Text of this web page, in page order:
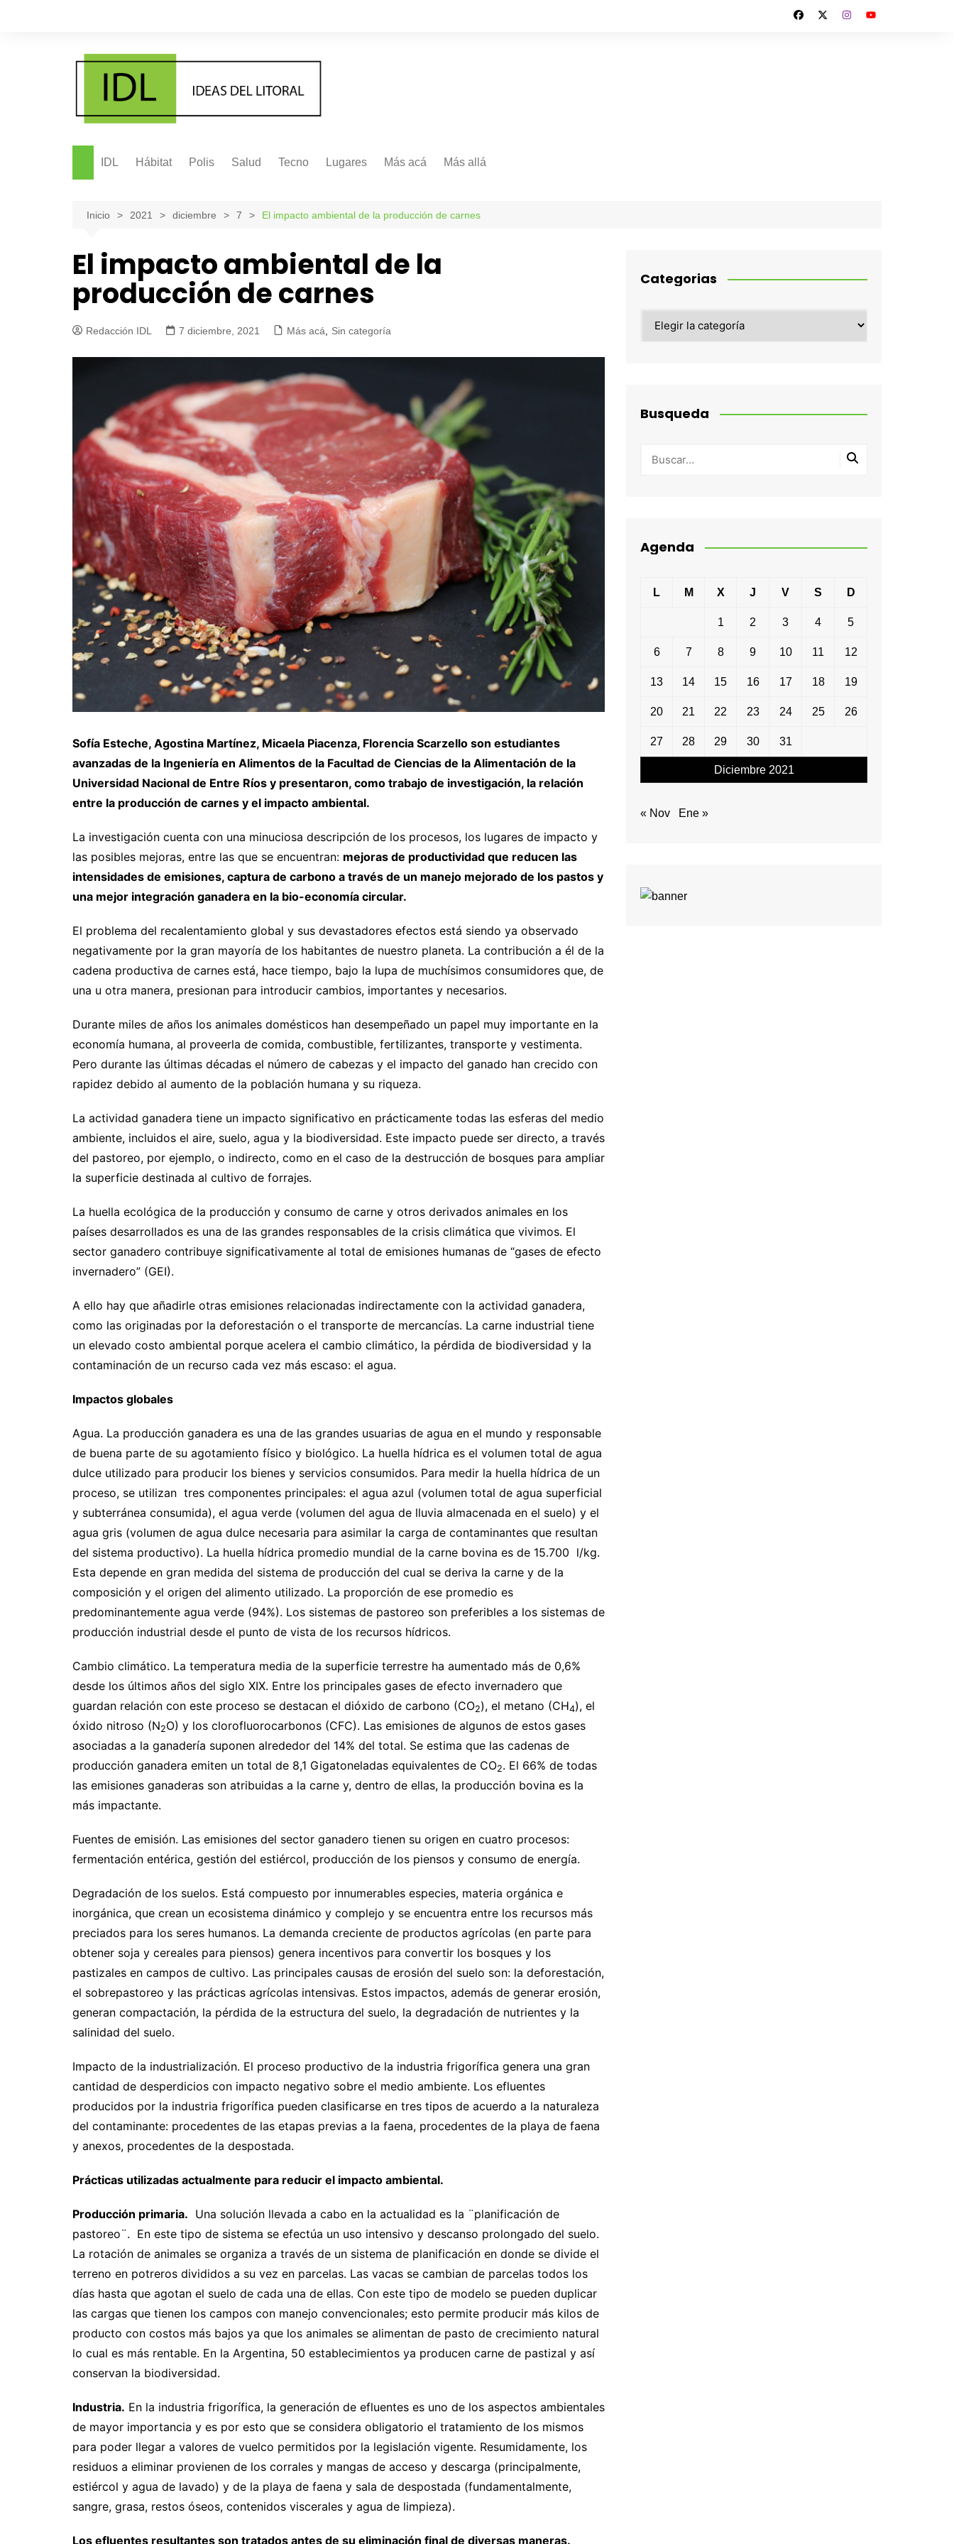
IDL Hábitat Polis Salud Tecno Lugares Más acá Más allá
Internacionales
Inicio 2021 diciembre 7 El impacto ambiental de la producción de carnes
El impacto ambiental de la
producción de carnes
Redacción IDL 7 diciembre, 2021 Más acá, Sin categoría
Sofía Esteche, Agostina Martínez, Micaela Piacenza, Florencia Scarzello son estudiantes
avanzadas de la Ingeniería en Alimentos de la Facultad de Ciencias de la Alimentación de la
Universidad Nacional de Entre Ríos y presentaron, como trabajo de investigación, la relación
entre la producción de carnes y el impacto ambiental.
La investigación cuenta con una minuciosa descripción de los procesos, los lugares de impacto y
las posibles mejoras, entre las que se encuentran: mejoras de productividad que reducen las
intensidades de emisiones, captura de carbono a través de un manejo mejorado de los pastos y
una mejor integración ganadera en la bio-economía circular.
El problema del recalentamiento global y sus devastadores efectos está siendo ya observado
negativamente por la gran mayoría de los habitantes de nuestro planeta. La contribución a él de la
cadena productiva de carnes está, hace tiempo, bajo la lupa de muchísimos consumidores que, de
una u otra manera, presionan para introducir cambios, importantes y necesarios.
Durante miles de años los animales domésticos han desempeñado un papel muy importante en la
economía humana, al proveerla de comida, combustible, fertilizantes, transporte y vestimenta.
Pero durante las últimas décadas el número de cabezas y el impacto del ganado han crecido con
rapidez debido al aumento de la población humana y su riqueza.
La actividad ganadera tiene un impacto significativo en prácticamente todas las esferas del medio
ambiente, incluidos el aire, suelo, agua y la biodiversidad. Este impacto puede ser directo, a través
del pastoreo, por ejemplo, o indirecto, como en el caso de la destrucción de bosques para ampliar
la superficie destinada al cultivo de forrajes.
La huella ecológica de la producción y consumo de carne y otros derivados animales en los
países desarrollados es una de las grandes responsables de la crisis climática que vivimos. El
sector ganadero contribuye significativamente al total de emisiones humanas de “gases de efecto
invernadero” (GEI).
A ello hay que añadirle otras emisiones relacionadas indirectamente con la actividad ganadera,
como las originadas por la deforestación o el transporte de mercancías. La carne industrial tiene
un elevado costo ambiental porque acelera el cambio climático, la pérdida de biodiversidad y la
contaminación de un recurso cada vez más escaso: el agua.
Impactos globales
Agua. La producción ganadera es una de las grandes usuarias de agua en el mundo y responsable
de buena parte de su agotamiento físico y biológico. La huella hídrica es el volumen total de agua
dulce utilizado para producir los bienes y servicios consumidos. Para medir la huella hídrica de un
proceso, se utilizan tres componentes principales: el agua azul (volumen total de agua superficial
y subterránea consumida), el agua verde (volumen del agua de lluvia almacenada en el suelo) y el
agua gris (volumen de agua dulce necesaria para asimilar la carga de contaminantes que resultan
del sistema productivo). La huella hídrica promedio mundial de la carne bovina es de 15.700 l/kg.
Esta depende en gran medida del sistema de producción del cual se deriva la carne y de la
composición y el origen del alimento utilizado. La proporción de ese promedio es
predominantemente agua verde (94%). Los sistemas de pastoreo son preferibles a los sistemas de
producción industrial desde el punto de vista de los recursos hídricos.
Cambio climático. La temperatura media de la superficie terrestre ha aumentado más de 0,6%
desde los últimos años del siglo XIX. Entre los principales gases de efecto invernadero que
guardan relación con este proceso se destacan el dióxido de carbono (CO2), el metano (CH4), el
óxido nitroso (N2O) y los clorofluorocarbonos (CFC). Las emisiones de algunos de estos gases
asociadas a la ganadería suponen alrededor del 14% del total. Se estima que las cadenas de
producción ganadera emiten un total de 8,1 Gigatoneladas equivalentes de CO2. El 66% de todas
las emisiones ganaderas son atribuidas a la carne y, dentro de ellas, la producción bovina es la
más impactante.
Fuentes de emisión. Las emisiones del sector ganadero tienen su origen en cuatro procesos:
fermentación entérica, gestión del estiércol, producción de los piensos y consumo de energía.
Degradación de los suelos. Está compuesto por innumerables especies, materia orgánica e
inorgánica, que crean un ecosistema dinámico y complejo y se encuentra entre los recursos más
preciados para los seres humanos. La demanda creciente de productos agrícolas (en parte para
obtener soja y cereales para piensos) genera incentivos para convertir los bosques y los
pastizales en campos de cultivo. Las principales causas de erosión del suelo son: la deforestación,
el sobrepastoreo y las prácticas agrícolas intensivas. Estos impactos, además de generar erosión,
generan compactación, la pérdida de la estructura del suelo, la degradación de nutrientes y la
salinidad del suelo.
Impacto de la industrialización. El proceso productivo de la industria frigorífica genera una gran
cantidad de desperdicios con impacto negativo sobre el medio ambiente. Los efluentes
producidos por la industria frigorífica pueden clasificarse en tres tipos de acuerdo a la naturaleza
del contaminante: procedentes de las etapas previas a la faena, procedentes de la playa de faena
y anexos, procedentes de la despostada.
Prácticas utilizadas actualmente para reducir el impacto ambiental.
Producción primaria. Una solución llevada a cabo en la actualidad es la ¨planificación de
pastoreo¨. En este tipo de sistema se efectúa un uso intensivo y descanso prolongado del suelo.
La rotación de animales se organiza a través de un sistema de planificación en donde se divide el
terreno en potreros divididos a su vez en parcelas. Las vacas se cambian de parcelas todos los
días hasta que agotan el suelo de cada una de ellas. Con este tipo de modelo se pueden duplicar
las cargas que tienen los campos con manejo convencionales; esto permite producir más kilos de
producto con costos más bajos ya que los animales se alimentan de pasto de crecimiento natural
lo cual es más rentable. En la Argentina, 50 establecimientos ya producen carne de pastizal y así
conservan la biodiversidad.
Industria. En la industria frigorífica, la generación de efluentes es uno de los aspectos ambientales
de mayor importancia y es por esto que se considera obligatorio el tratamiento de los mismos
para poder llegar a valores de vuelco permitidos por la legislación vigente. Resumidamente, los
residuos a eliminar provienen de los corrales y mangas de acceso y descarga (principalmente,
estiércol y agua de lavado) y de la playa de faena y sala de despostada (fundamentalmente,
sangre, grasa, restos óseos, contenidos viscerales y agua de limpieza).
Los efluentes resultantes son tratados antes de su eliminación final de diversas maneras.
Categorias
Busqueda
Agenda
Diciembre 2021
L M X J V S D
1 2 3 4 5
6 7 8 9 10 11 12
13 14 15 16 17 18 19
20 21 22 23 24 25 26
27 28 29 30 31
« Nov Ene »